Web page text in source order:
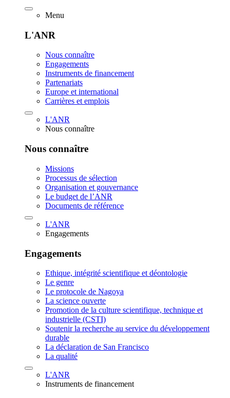
Menu
L'ANR
Nous connaître
Engagements
Instruments de financement
Partenariats
Europe et international
Carrières et emplois
L'ANR
Nous connaître
Nous connaître
Missions
Processus de sélection
Organisation et gouvernance
Le budget de l’ANR
Documents de référence
L'ANR
Engagements
Engagements
Ethique, intégrité scientifique et déontologie
Le genre
Le protocole de Nagoya
La science ouverte
Promotion de la culture scientifique, technique et
industrielle (CSTI)
Soutenir la recherche au service du développement
durable
La déclaration de San Francisco
La qualité
L'ANR
Instruments de financement